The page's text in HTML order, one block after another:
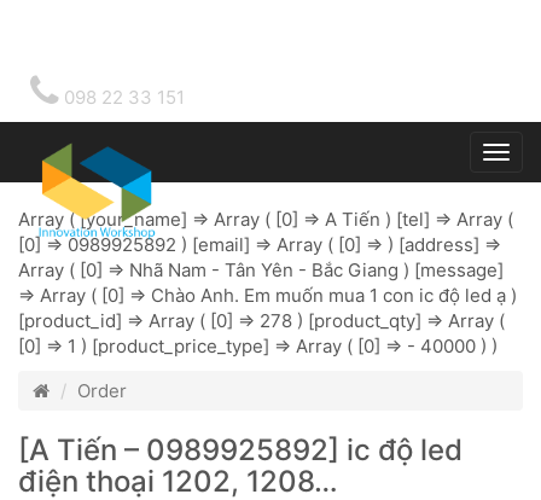
098 22 33 151
Array ( [your_name] => Array ( [0] => A Tiến ) [tel] => Array (
[0] => 0989925892 ) [email] => Array ( [0] => ) [address] =>
Array ( [0] => Nhã Nam - Tân Yên - Bắc Giang ) [message]
=> Array ( [0] => Chào Anh. Em muốn mua 1 con ic độ led ạ )
[product_id] => Array ( [0] => 278 ) [product_qty] => Array (
[0] => 1 ) [product_price_type] => Array ( [0] => - 40000 ) )
Order
[A Tiến – 0989925892] ic độ led
điện thoại 1202, 1208…